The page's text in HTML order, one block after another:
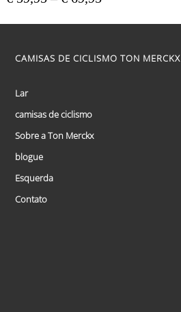
€ 59,95
€ 69,95
multiple
be
chosen
on
page
CAMISAS DE CICLISMO TON MERCKX
Lar
camisas de ciclismo
Sobre a Ton Merckx
blogue
Esquerda
Contato